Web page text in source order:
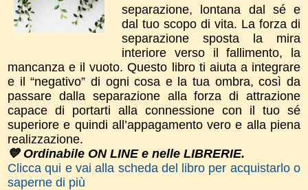
separazione, lontana dal sé e
dal tuo scopo di vita. La forza di
separazione sposta la mira
interiore verso il fallimento, la
mancanza e il vuoto. Questo libro ti aiuta a integrare
e il “negativo” di ogni cosa e la tua ombra, così da
passare dalla separazione alla forza di attrazione
capace di portarti alla connessione con il tuo sé
superiore e quindi all’appagamento vero e alla piena
realizzazione.
💙 Ordinabile ON LINE e nelle LIBRERIE.
Clicca qui e vai alla scheda del libro per acquistarlo o
saperne di più